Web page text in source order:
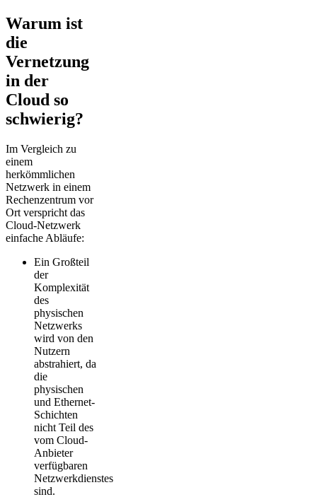
Warum ist
die
Vernetzung
in der
Cloud so
schwierig?
Im Vergleich zu
einem
herkömmlichen
Netzwerk in einem
Rechenzentrum vor
Ort verspricht das
Cloud-Netzwerk
einfache Abläufe:
Ein Großteil
der
Komplexität
des
physischen
Netzwerks
wird von den
Nutzern
abstrahiert, da
die
physischen
und Ethernet-
Schichten
nicht Teil des
vom Cloud-
Anbieter
verfügbaren
Netzwerkdienstes
sind.